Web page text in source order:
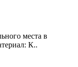
места в
К..